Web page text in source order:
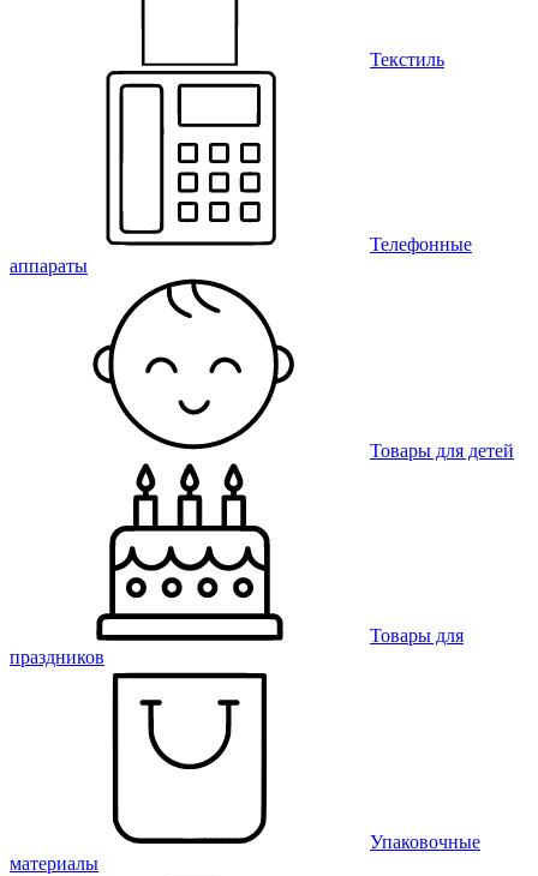
Текстиль
Телефонные
аппараты
Товары для детей
Товары для
праздников
Упаковочные
материалы